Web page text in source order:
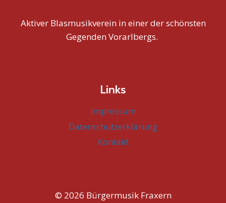
Aktiver Blasmusikverein in einer der schönsten
Gegenden Vorarlbergs.
Links
Impressum
Datenschutzerklärung
Kontakt
© 2026 Bürgermusik Fraxern